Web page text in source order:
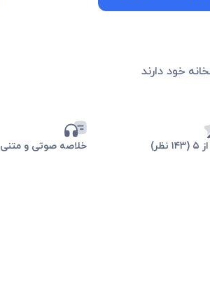
خود دارند
خلاصه صوتی و متنی